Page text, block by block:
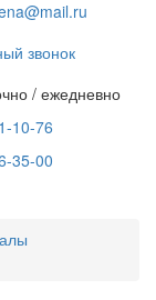
звонок
/ ежедневно
10-76
35-00